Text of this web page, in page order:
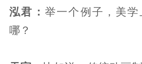
泓君： 举一个例子，美
哪？